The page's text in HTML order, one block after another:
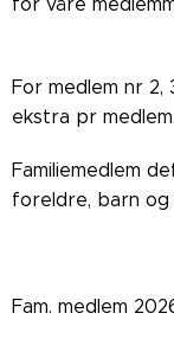
For medlem nr 2,
ekstra pr medlem.
Familiemedlem
foreldre, barn og
Fam. medlem